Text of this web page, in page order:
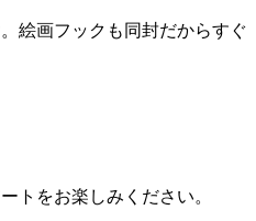
絵画フックも同封だからすぐ
トをお楽しみください。